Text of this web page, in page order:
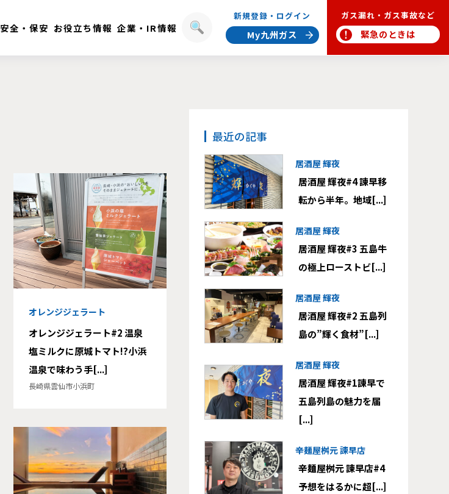
安全・保安 お役立ち情報 企業・IR情報
新規登録・ログイン
My九州ガス
ガス漏れ・ガス事故など
緊急のときは
オレンジジェラート
オレンジジェラート#2 温泉
塩ミルクに原城トマト!?小浜
温泉で味わう手[...]
長崎県雲仙市小浜町
最近の記事
居酒屋 輝夜
居酒屋 輝夜#4 諫早移
転から半年。地域[...]
居酒屋 輝夜
居酒屋 輝夜#3 五島牛
の極上ローストビ[...]
居酒屋 輝夜
居酒屋 輝夜#2 五島列
島の”輝く食材”[...]
居酒屋 輝夜
居酒屋 輝夜#1諫早で
五島列島の魅力を届
[...]
辛麺屋桝元 諫早店
辛麺屋桝元 諫早店#4
予想をはるかに超[...]